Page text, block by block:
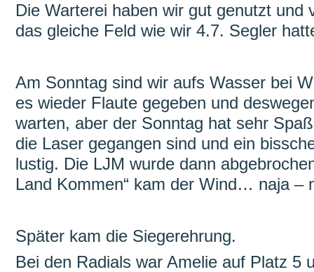
Die Warterei haben wir gut genutzt und
das gleiche Feld wie wir 4.7. Segler
Am Sonntag sind wir aufs Wasser bei
es wieder Flaute gegeben und
warten, aber der Sonntag hat sehr
die Laser gegangen sind und ein
lustig. Die LJM wurde dann
Land Kommen“ kam der Wind… naja –
Später kam die Siegerehrung.
Bei den Radials war Amelie auf Platz 5